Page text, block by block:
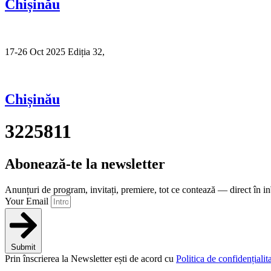
Chișinău
17-26 Oct 2025 Ediția 32,
Chișinău
3225811
Abonează-te la newsletter
Anunțuri de program, invitați, premiere, tot ce contează — direct în
Your Email
Submit
Prin înscrierea la Newsletter ești de acord cu Politica de